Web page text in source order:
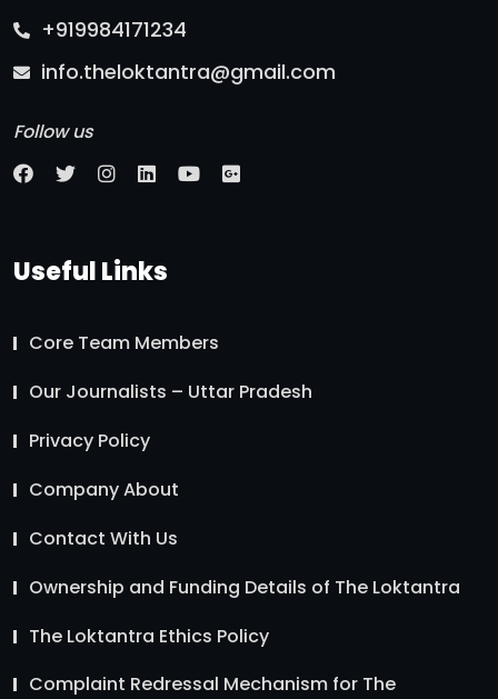
+919984171234
info.theloktantra@gmail.com
Follow us
Useful Links
Core Team Members
Our Journalists – Uttar Pradesh
Privacy Policy
Company About
Contact With Us
Ownership and Funding Details of The Loktantra
The Loktantra Ethics Policy
Complaint Redressal Mechanism for The